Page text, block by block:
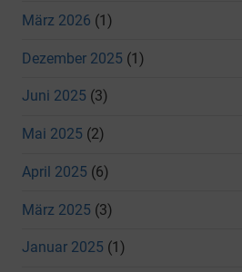
März 2026 (1)
Dezember 2025 (1)
Juni 2025 (3)
Mai 2025 (2)
April 2025 (6)
März 2025 (3)
Januar 2025 (1)